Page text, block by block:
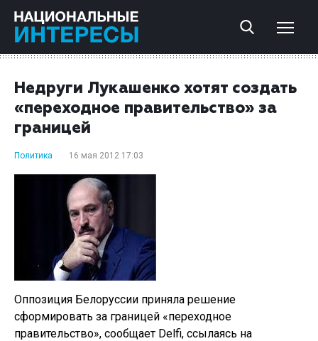
Недруги Лукашенко хотят создать
«переходное правительство» за
границей
Политика 16 мая 2012 17:03
Оппозиция Белоруссии приняла решение
сформировать за границей «переходное
правительство», сообщает Delfi, ссылаясь на